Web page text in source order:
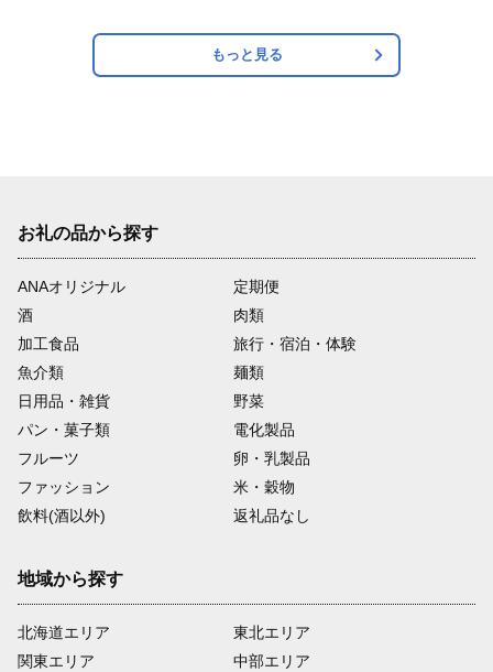
もっと見る
お礼の品から探す
ANAオリジナル
定期便
酒
肉類
加工食品
旅行・宿泊・体験
魚介類
麺類
日用品・雑貨
野菜
パン・菓子類
電化製品
フルーツ
卵・乳製品
ファッション
米・穀物
飲料(酒以外)
返礼品なし
地域から探す
北海道エリア
関東エリア
東北エリア
中部エリア